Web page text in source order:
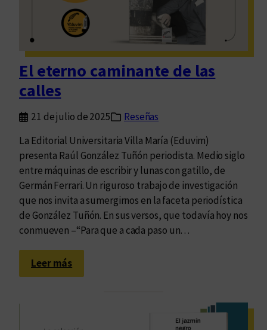
El eterno caminante de las
calles
21 de julio de 2025
Reseñas
La Editorial Universitaria Villa María (Eduvim)
presenta Raúl González Tuñón periodista. Medio siglo
entre máquinas de escribir y lunas con gatillo, de
Germán Ferrari. Un riguroso trabajo de investigación
que nos invita a sumergirnos en la faceta periodística
de González Tuñón. En sus versos, que todavía hoy nos
conmueven –“Para que a cada paso un…
Leer más:
E